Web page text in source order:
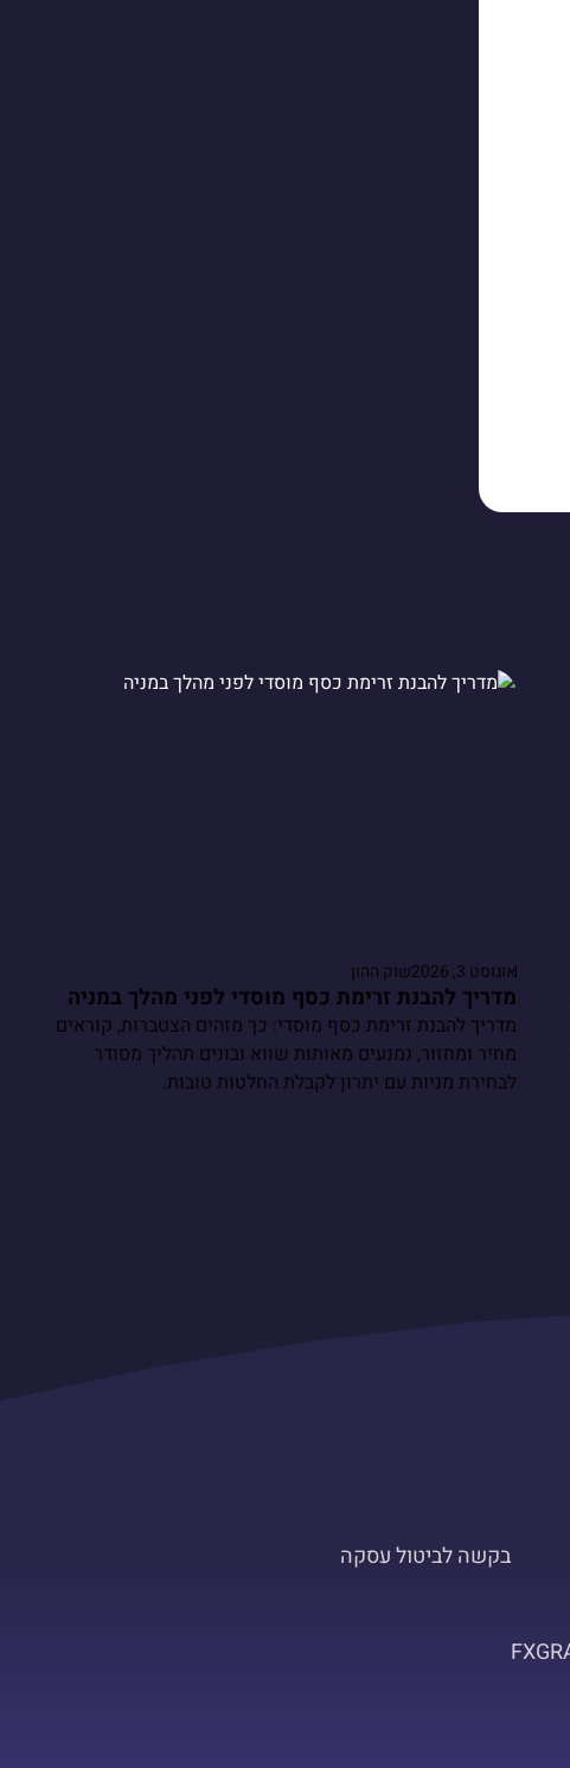
אוגוסט 3, 2026 שוק ההון
מדריך להבנת זרימת כסף מוסדי לפני מהלך במניה
מדריך להבנת זרימת כסף מוסדי: כך מזהים הצטברות, קוראים
מחיר ומחזור, נמנעים מאותות שווא ובונים תהליך מסודר
לבחירת מניות עם יתרון לקבלת החלטות טובות.
בקשה לביטול עסקה